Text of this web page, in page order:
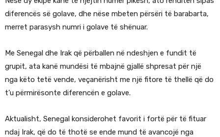
diferencës së golave, dhe nëse mbeten përsëri të barabarta,
merret parasysh numri i golave të shënuar.
Me Senegal dhe Irak që përballen në ndeshjen e fundit të
grupit, ata kanë mundësi të mbajnë gjallë shpresat për një
nga këto tetë vende, veçanërisht me një fitore të thellë që do
t’u përmirësonte diferencën e golave.
Aktualisht, Senegal konsiderohet favorit i fortë për të fituar
ndaj Irak, që do të thotë se ende mund të avancojë nga